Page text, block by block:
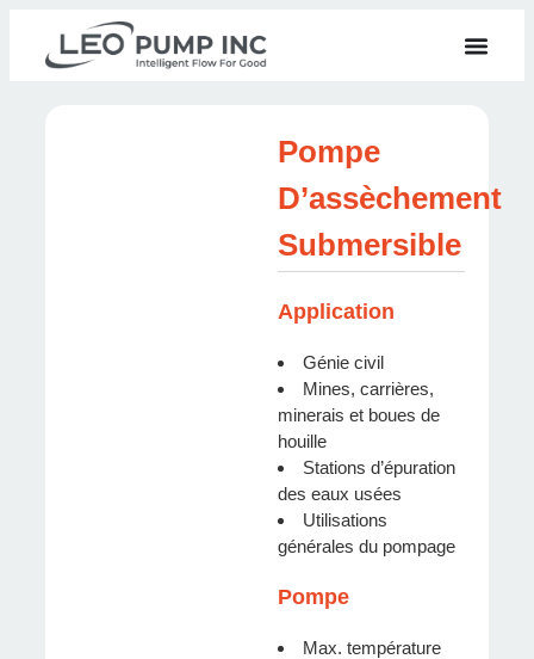
Pompe
D’assèchement
Submersible
Application
Génie civil
Mines, carrières,
minerais et boues de
houille
Stations d’épuration
des eaux usées
Utilisations
générales du pompage
Pompe
Max. température